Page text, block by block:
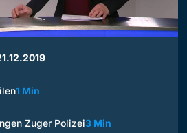
1 Min
Zuger Polizei3 Min